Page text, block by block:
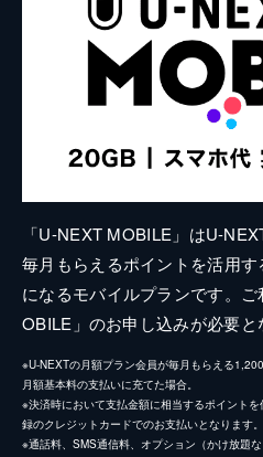
「U-NEXT MOBILE」はU-
毎月もらえるポイントを活用
になるモバイルプランです。
OBILE」のお申し込みが必要と
※U-NEXTの月額プラン会員が毎月もらえる
月額基本料の支払いに充てた場合。
※決済時において支払金額に相当するポイント
録のクレジットカードでのお支払いとなります。
※通話料、SMS通信料、オプション（かけ放題